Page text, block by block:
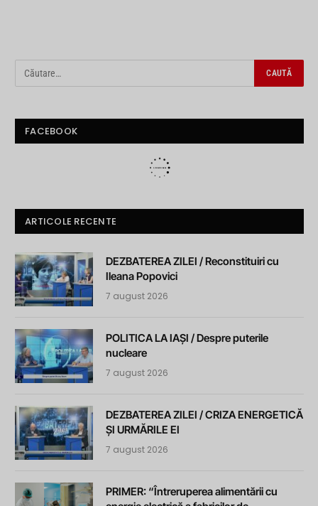
FACEBOOK
ARTICOLE RECENTE
DEZBATEREA ZILEI / Reconstituiri cu
Ileana Popovici
7 august 2026
POLITICA LA IAȘI / Despre puterile
nucleare
7 august 2026
DEZBATEREA ZILEI / CRIZA ENERGETICĂ
ȘI URMĂRILE EI
7 august 2026
PRIMER: “Întreruperea alimentării cu